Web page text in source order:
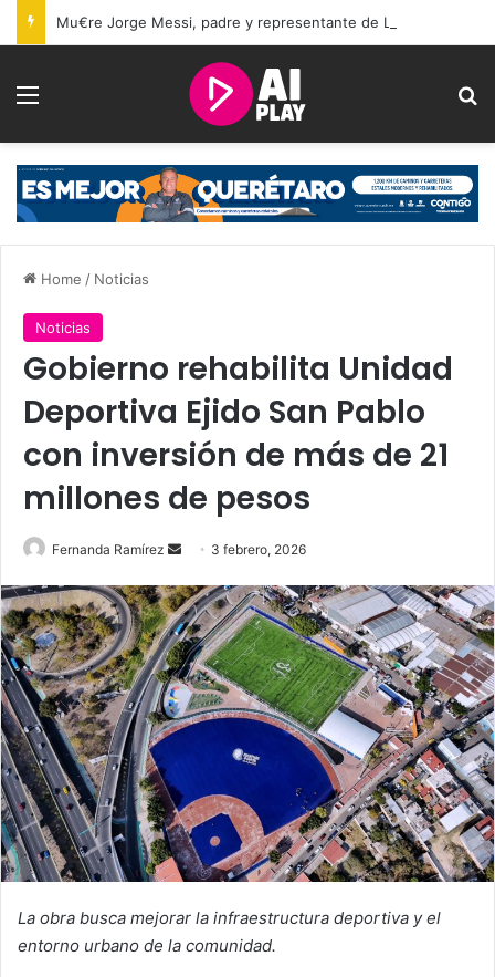
Menu
Home / Noticias
Noticias
Gobierno rehabilita Unidad
Deportiva Ejido San Pablo
con inversión de más de 21
millones de pesos
Fernanda Ramírez
Send
email
3 febrero, 2026
La obra busca mejorar la infraestructura deportiva y el
entorno urbano de la comunidad.